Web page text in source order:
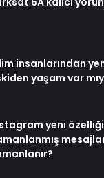
insanlarından
yaşam var
yeni